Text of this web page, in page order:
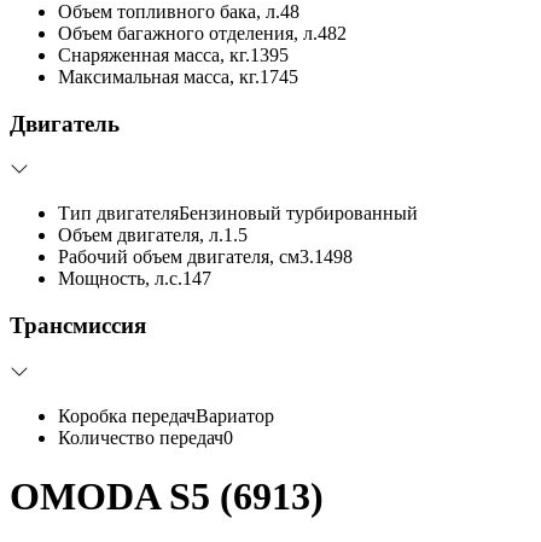
Объем топливного бака, л.48
Объем багажного отделения, л.482
Снаряженная масса, кг.1395
Максимальная масса, кг.1745
Двигатель
Тип двигателяБензиновый турбированный
Объем двигателя, л.1.5
Рабочий объем двигателя, см3.1498
Мощность, л.с.147
Трансмиссия
Коробка передачВариатор
Количество передач0
OMODA S5 (6913)